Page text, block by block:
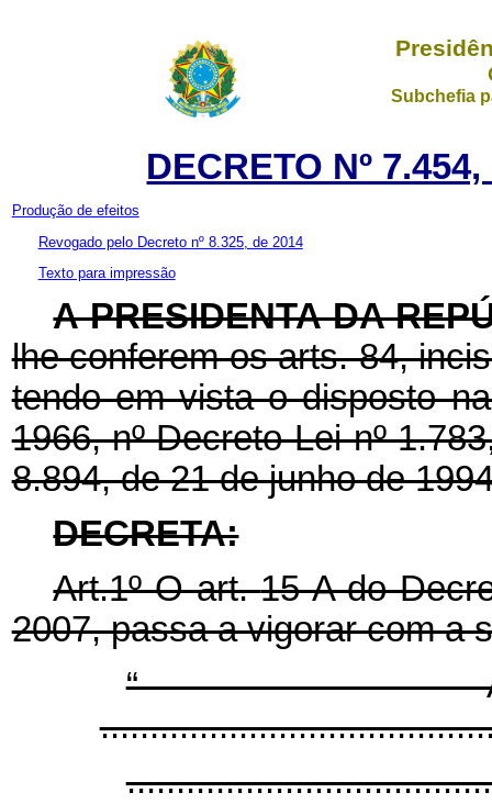
Subchefia
DECRETO Nº
Produção de efeitos
Revogado pelo Decreto nº 8.325, de 2014
Texto para impressão
A PRESIDENTA DA
lhe conferem os arts. 84,
tendo em vista o disposto
1966, nº Decreto-Lei nº
8.894, de 21 de junho de
DECRETA:
Art.1º O art.15-A do
2007, passa a vigorar com a
“